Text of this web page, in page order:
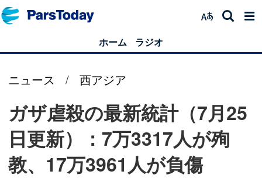
ホーム ラジオ
ニュース / 西アジア
ガザ虐殺の最新統計（7月25
日更新）：7万3317人が殉
教、17万3961人が負傷